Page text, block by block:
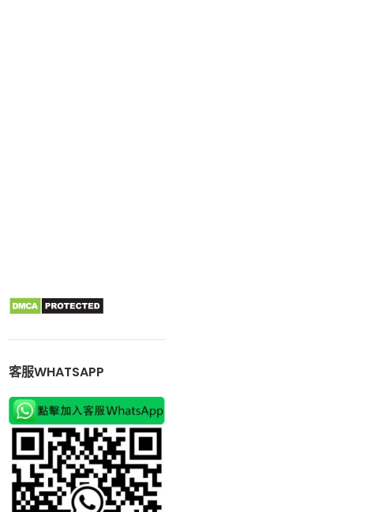
客服WHATSAPP